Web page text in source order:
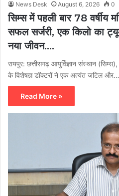
News Desk August 6, 2026 0
सिम्स में पहली बार 78
सफल सर्जरी, एक किलो का
नया जीवन….
रायपुर: छत्तीसगढ़ आयुर्विज्ञान संस्थान
के विशेषज्ञ डॉक्टरों ने एक अत्यंत जटिल और…
Read More »